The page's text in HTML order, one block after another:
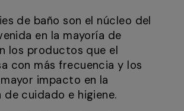
de baño son el núcleo del
en la mayoría de
los productos que el
con más frecuencia y los
impacto en la
cuidado e higiene.